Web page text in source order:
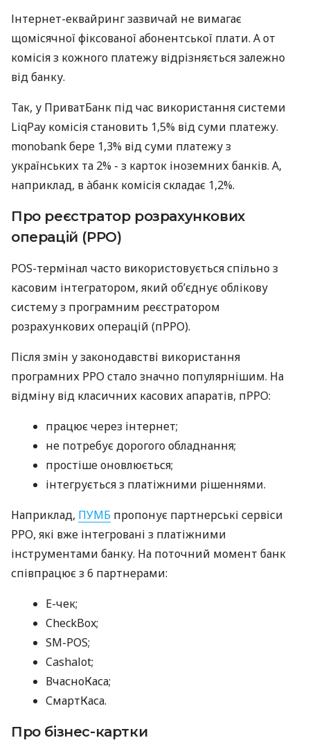
Інтернет-еквайринг зазвичай не вимагає
щомісячної фіксованої абонентської плати. А от
комісія з кожного платежу відрізняється залежно
від банку.
Так, у ПриватБанк під час використання системи
LiqPay комісія становить 1,5% від суми платежу.
monobank бере 1,3% від суми платежу з
українських та 2% - з карток іноземних банків. А,
наприклад, в àбанк комісія складає 1,2%.
Про реєстратор розрахункових
операцій (РРО)
POS-термінал часто використовується спільно з
касовим інтегратором, який об’єднує облікову
систему з програмним реєстратором
розрахункових операцій (пРРО).
Після змін у законодавстві використання
програмних РРО стало значно популярнішим. На
відміну від класичних касових апаратів, пРРО:
працює через інтернет;
не потребує дорогого обладнання;
простіше оновлюється;
інтегрується з платіжними рішеннями.
Наприклад, ПУМБ пропонує партнерські сервіси
РРО, які вже інтегровані з платіжними
інструментами банку. На поточний момент банк
співпрацює з 6 партнерами:
E-чек;
CheckBox;
SM-POS;
Cashalot;
ВчасноКаса;
СмартКаса.
Про бізнес-картки